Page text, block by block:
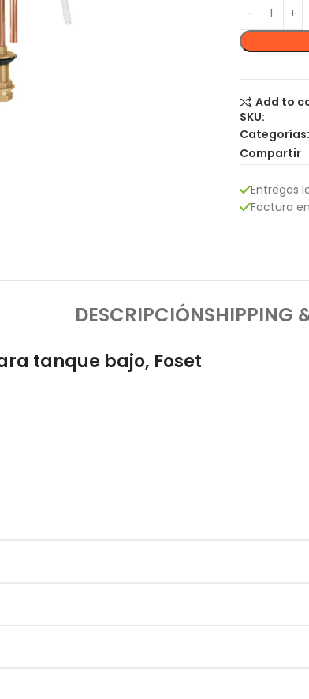
Add to
SKU:
Categorías:
Compartir
Entregas
Factura
DESCRIPCIÓNSHIPPING
tanque bajo, Foset